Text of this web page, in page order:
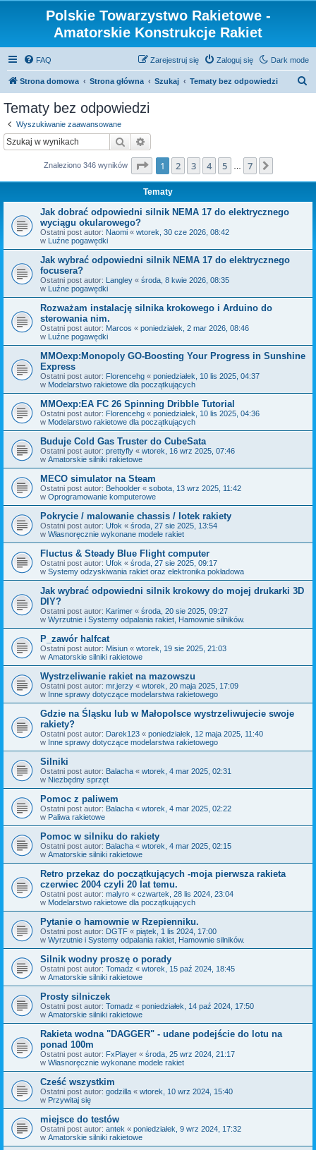
Polskie Towarzystwo Rakietowe -
Amatorskie Konstrukcje Rakiet
Dark mode
FAQ Zaloguj się
Zarejestruj się
Strona domowa Strona główna Szukaj Tematy bez odpowiedzi
Tematy bez odpowiedzi
Wyszukiwanie zaawansowane
Szukaj
Znaleziono 346 wyników Strona1 z7
1 2 3 4 5 7
Tematy
Jak dobrać odpowiedni silnik NEMA 17 do elektrycznego
wyciągu okularowego?
Ostatni post autor: Naomi « wtorek, 30 cze 2026, 08:42
w Luźne pogawędki
Jak wybrać odpowiedni silnik NEMA 17 do elektrycznego
focusera?
Ostatni post autor: Langley « środa, 8 kwie 2026, 08:35
w Luźne pogawędki
Rozważam instalację silnika krokowego i Arduino do
sterowania nim.
Ostatni post autor: Marcos « poniedziałek, 2 mar 2026, 08:46
w Luźne pogawędki
MMOexp:Monopoly GO-Boosting Your Progress in Sunshine
Express
Ostatni post autor: Florencehg « poniedziałek, 10 lis 2025, 04:37
w Modelarstwo rakietowe dla początkujących
MMOexp:EA FC 26 Spinning Dribble Tutorial
Ostatni post autor: Florencehg « poniedziałek, 10 lis 2025, 04:36
w Modelarstwo rakietowe dla początkujących
Buduje Cold Gas Truster do CubeSata
Ostatni post autor: prettyfly « wtorek, 16 wrz 2025, 07:46
w Amatorskie silniki rakietowe
MECO simulator na Steam
Ostatni post autor: Behoolder « sobota, 13 wrz 2025, 11:42
w Oprogramowanie komputerowe
Pokrycie / malowanie chassis / lotek rakiety
Ostatni post autor: Ufok « środa, 27 sie 2025, 13:54
w Własnoręcznie wykonane modele rakiet
Fluctus & Steady Blue Flight computer
Ostatni post autor: Ufok « środa, 27 sie 2025, 09:17
w Systemy odzyskiwania rakiet oraz elektronika pokładowa
Jak wybrać odpowiedni silnik krokowy do mojej drukarki 3D
DIY?
Ostatni post autor: Karimer « środa, 20 sie 2025, 09:27
w Wyrzutnie i Systemy odpalania rakiet, Hamownie silników.
P_zawór halfcat
Ostatni post autor: Misiun « wtorek, 19 sie 2025, 21:03
w Amatorskie silniki rakietowe
Wystrzeliwanie rakiet na mazowszu
Ostatni post autor: mr.jerzy « wtorek, 20 maja 2025, 17:09
w Inne sprawy dotyczące modelarstwa rakietowego
Gdzie na Śląsku lub w Małopolsce wystrzeliwujecie swoje
rakiety?
Ostatni post autor: Darek123 « poniedziałek, 12 maja 2025, 11:40
w Inne sprawy dotyczące modelarstwa rakietowego
Silniki
Ostatni post autor: Balacha « wtorek, 4 mar 2025, 02:31
w Niezbędny sprzęt
Pomoc z paliwem
Ostatni post autor: Balacha « wtorek, 4 mar 2025, 02:22
w Paliwa rakietowe
Pomoc w silniku do rakiety
Ostatni post autor: Balacha « wtorek, 4 mar 2025, 02:15
w Amatorskie silniki rakietowe
Retro przekaz do początkujących -moja pierwsza rakieta
czerwiec 2004 czyli 20 lat temu.
Ostatni post autor: malyro « czwartek, 28 lis 2024, 23:04
w Modelarstwo rakietowe dla początkujących
Pytanie o hamownie w Rzepienniku.
Ostatni post autor: DGTF « piątek, 1 lis 2024, 17:00
w Wyrzutnie i Systemy odpalania rakiet, Hamownie silników.
Silnik wodny proszę o porady
Ostatni post autor: Tomadz « wtorek, 15 paź 2024, 18:45
w Amatorskie silniki rakietowe
Prosty silniczek
Ostatni post autor: Tomadz « poniedziałek, 14 paź 2024, 17:50
w Amatorskie silniki rakietowe
Rakieta wodna "DAGGER" - udane podejście do lotu na
ponad 100m
Ostatni post autor: FxPlayer « środa, 25 wrz 2024, 21:17
w Własnoręcznie wykonane modele rakiet
Cześć wszystkim
Ostatni post autor: godzilla « wtorek, 10 wrz 2024, 15:40
w Przywitaj się
miejsce do testów
Ostatni post autor: antek « poniedziałek, 9 wrz 2024, 17:32
w Amatorskie silniki rakietowe